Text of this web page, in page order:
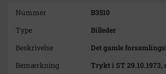
Nummer
B3510
Type
Billeder
Beskrivelse
Det gamle
Bemærkning
Trykt i ST 29.10.1973,